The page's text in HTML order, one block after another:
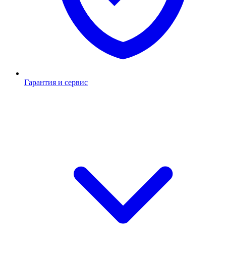
Гарантия и сервис